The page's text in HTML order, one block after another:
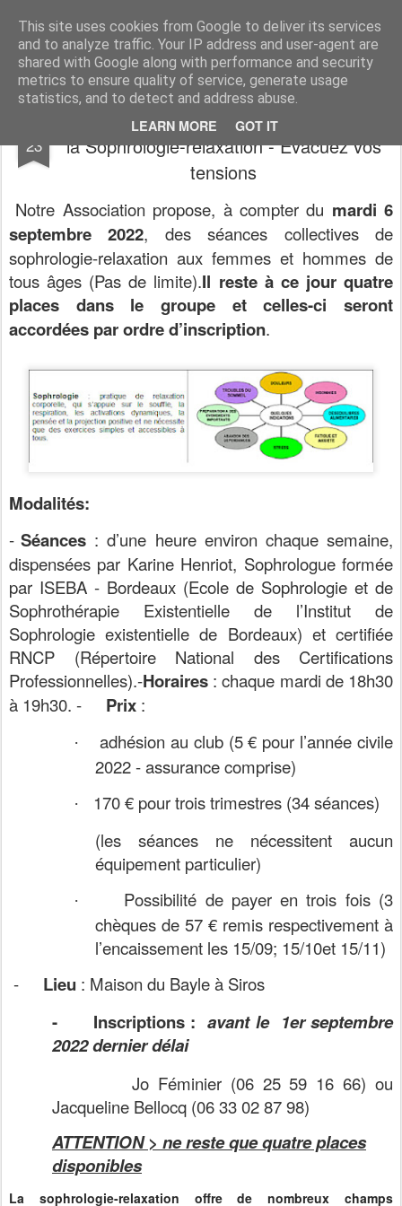
This site uses cookies from Google to deliver its services
and to analyze traffic. Your IP address and user-agent are
shared with Google along with performance and security
metrics to ensure quality of service, generate usage
statistics, and to detect and address abuse.
LEARN MORE GOT IT
Association du Temps Libre de Siros Association sportive et socio-culturelle
Pages
23
Encore quelques places disponibles pour
la Sophrologie-relaxation - Evacuez vos
tensions
Notre Association propose, à compter du mardi 6
septembre 2022, des séances collectives de
sophrologie-relaxation aux femmes et hommes de
tous âges (Pas de limite).Il reste à ce jour quatre
places dans le groupe et celles-ci seront
accordées par ordre d’inscription.
Modalités:
- Séances : d’une heure environ chaque semaine,
dispensées par Karine Henriot, Sophrologue formée
par ISEBA - Bordeaux (Ecole de Sophrologie et de
Sophrothérapie Existentielle de l’Institut de
Sophrologie existentielle de Bordeaux) et certifiée
RNCP (Répertoire National des Certifications
Professionnelles).-Horaires : chaque mardi de 18h30
à 19h30. - Prix :
·
adhésion au club (5 € pour l’année civile
2022 - assurance comprise)
·
170 € pour trois trimestres (34 séances)
(les séances ne nécessitent aucun
équipement particulier)
·
Possibilité de payer en trois fois (3
chèques de 57 € remis respectivement à
l’encaissement les 15/09; 15/10et 15/11)
-
Lieu : Maison du Bayle à Siros
- Inscriptions:avant le 1er septembre
2022 dernier délai
Jo Féminier (06 25 59 16 66) ou
Jacqueline Bellocq (06 33 02 87 98)
ATTENTION > ne reste que quatre places
disponibles
La sophrologie-relaxation offre de nombreux champs